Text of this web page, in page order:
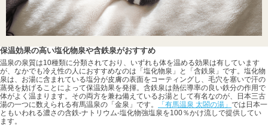
保温効果の高い塩化物泉や含鉄泉がおすすめ
温泉の泉質は10種類に分類されており、いずれも体を温める効果は有しています
が、なかでも冷え性の人におすすめなのは「塩化物泉」と「含鉄泉」です。塩化物
泉は、お湯に含まれている塩分が皮膚の表面をコーティングし、毛穴を塞いで汗の
蒸発を妨げることによって保温効果を発揮。含鉄泉は熱伝導率の良い鉄分の作用で
体がよく温まります。その両方を兼ね備えているお湯として有名なのが、日本三古
湯の一つに数えられる有馬温泉の「金泉」です。
「有馬温泉 太閤の湯」 では日本一
ともいわれる濃さの含鉄-ナトリウム-塩化物強塩泉を100％かけ流しで提供してい
ます。